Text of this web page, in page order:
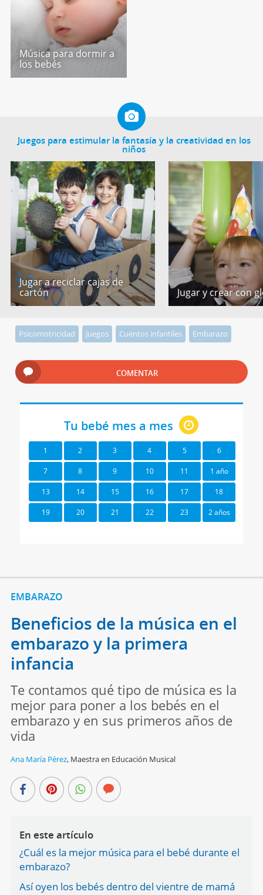
Música para dormir a
los bebés
Juegos para estimular la fantasía y la creatividad en los
niños
Jugar a reciclar cajas de
cartón
Jugar y crear con
Psicomotricidad Juegos Cuentos infantiles Embarazo
COMENTAR
Tu bebé mes a mes
1 2 3 4 5 6
7 8 9 10 11 1 año
13 14 15 16 17 18
19 20 21 22 23 2 años
EMBARAZO
Beneficios de la música en el
embarazo y la primera
infancia
Te contamos qué tipo de música es la
mejor para poner a los bebés en el
embarazo y en sus primeros años de
vida
Ana María Pérez, Maestra en Educación Musical
En este artículo
¿Cuál es la mejor música para el bebé durante el
embarazo?
Así oyen los bebés dentro del vientre de mamá